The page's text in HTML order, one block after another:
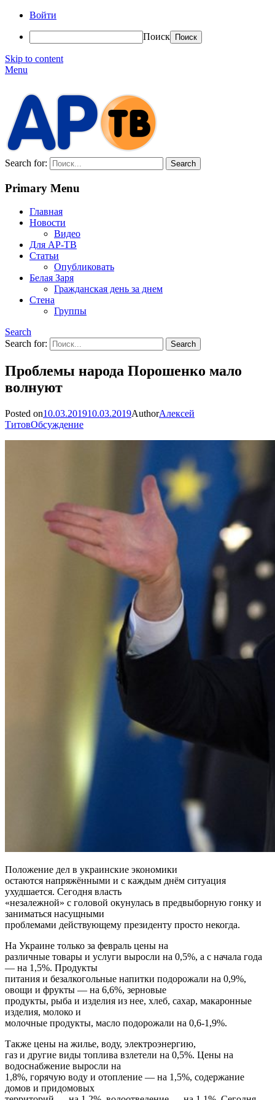
Войти
Поиск
Skip to content
Menu
Search for:
Primary Menu
Главная
Новости
Видео
Для АР-ТВ
Статьи
Опубликовать
Белая Заря
Гражданская день за днем
Стена
Группы
Search
Search for:
Проблемы народа Порошенко мало
волнуют
Posted on10.03.201910.03.2019AuthorАлексей
ТитовОбсуждение
Положение дел в украинские экономики
остаются напряжёнными и с каждым днём ситуация
ухудшается. Сегодня власть
«незалежной» с головой окунулась в предвыборную гонку и
заниматься насущными
проблемами действующему президенту просто некогда.
На Украине только за февраль цены на
различные товары и услуги выросли на 0,5%, а с начала года
— на 1,5%. Продукты
питания и безалкогольные напитки подорожали на 0,9%,
овощи и фрукты — на 6,6%, зерновые
продукты, рыба и изделия из нее, хлеб, сахар, макаронные
изделия, молоко и
молочные продукты, масло подорожали на 0,6-1,9%.
Также цены на жилье, воду, электроэнергию,
газ и другие виды топлива взлетели на 0,5%. Цены на
водоснабжение выросли на
1,8%, горячую воду и отопление — на 1,5%, содержание
домов и придомовых